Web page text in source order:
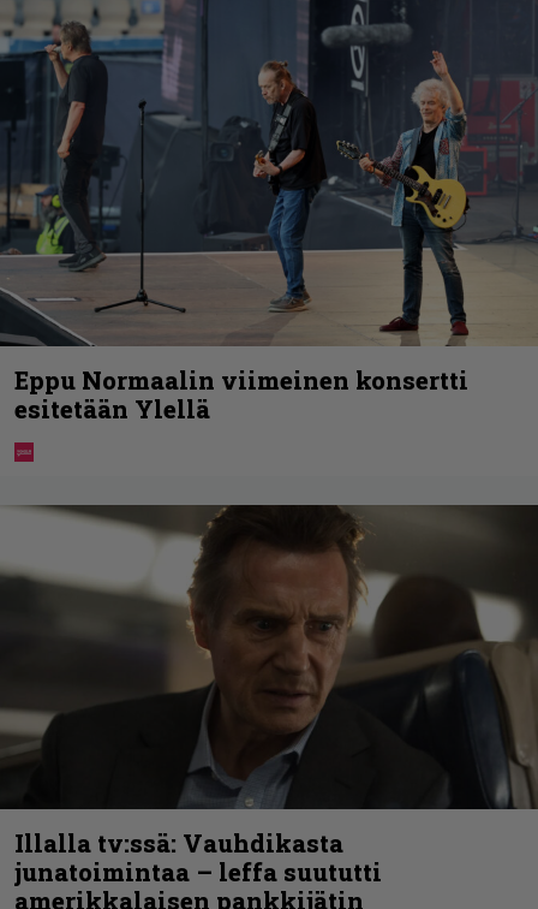
Eppu Normaalin viimeinen konsertti
esitetään Ylellä
Illalla tv:ssä: Vauhdikasta
junatoimintaa – leffa suututti
amerikkalaisen pankkijätin